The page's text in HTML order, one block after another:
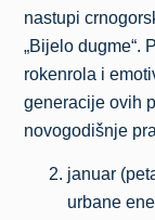
nastupi
„Bijelo dugme“.
rokenrola i
generacije ovih
novogodišnje
januar
urbane